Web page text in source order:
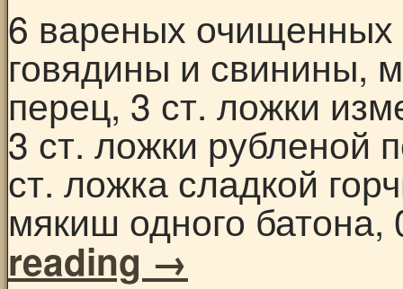
6 вареных
говядины и свинины,
перец, 3 ст. ложки
3 ст. ложки рубленой
ст. ложка сладкой
мякиш одного
reading→